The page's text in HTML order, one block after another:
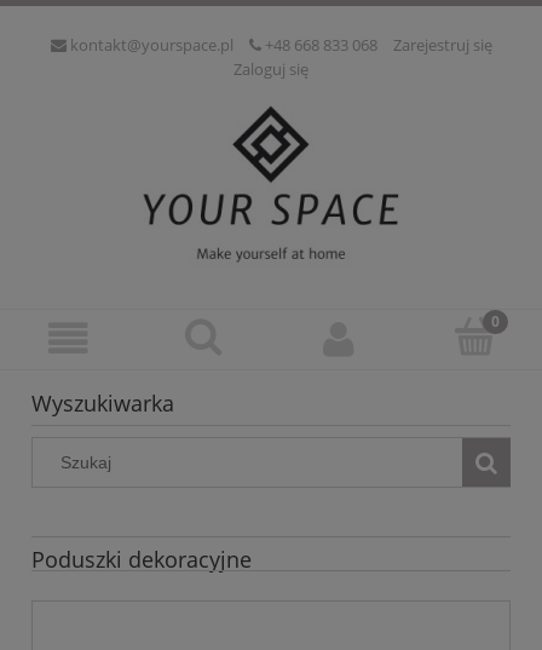
kontakt@yourspace.pl +48 668 833 068
Zarejestruj się
Zaloguj się
Wyszukiwarka
Poduszki dekoracyjne